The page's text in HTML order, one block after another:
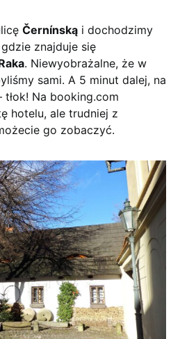
Černínską i dochodzimy
znajduje się
. Niewyobrażalne, że w
sami. A 5 minut dalej, na
tłok! Na booking.com
hotelu, ale trudniej z
go zobaczyć.